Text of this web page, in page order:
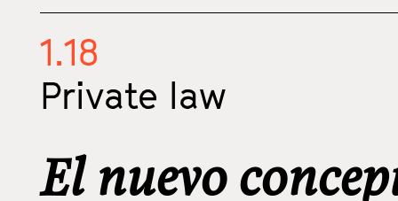
1.18
Private law
El nuevo